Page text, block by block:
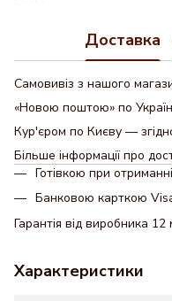
Доставка
Самовивіз з нашого
«Новою поштою» по
Кур'єром по Києву —
Більше інформації про
Готівкою при отриманні
Банковою карткою
Гарантія від виробника 12
Характеристики